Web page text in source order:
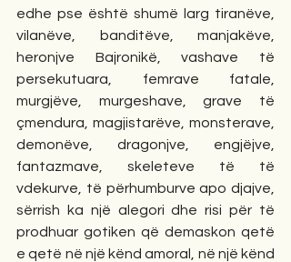
edhe pse është shumë larg tiranëve,
vilanëve, banditëve, manjakëve,
heronjve Bajronikë, vashave të
persekutuara, femrave fatale,
murgjëve, murgeshave, grave të
çmendura, magjistarëve, monsterave,
demonëve, dragonjve, engjëjve,
fantazmave, skeleteve të të
vdekurve, të përhumburve apo djajve,
sërrish ka një alegori dhe risi për të
prodhuar gotiken që demaskon qetë
e qetë në një kënd amoral, në një kënd